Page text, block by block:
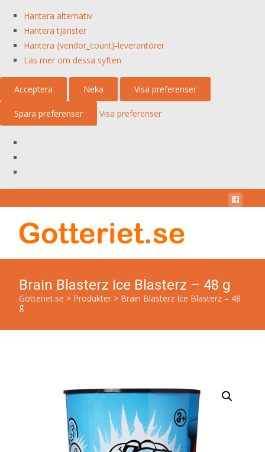
Hantera alternativ
Hantera tjänster
Hantera {vendor_count}-leverantörer
Läs mer om dessa syften
Acceptera Neka Visa preferenser
Spara preferenser Visa preferenser
Brain Blasterz Ice Blasterz – 48 g
Gotteriet.se > Produkter > Brain Blasterz Ice Blasterz – 48
g